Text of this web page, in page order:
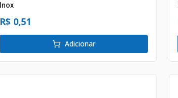
Inox
R$ 0,51
Adicionar